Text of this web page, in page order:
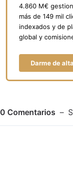
4.860 M€
más de 149 mil
indexados y de
global y
Darme de alta
0 Comentarios